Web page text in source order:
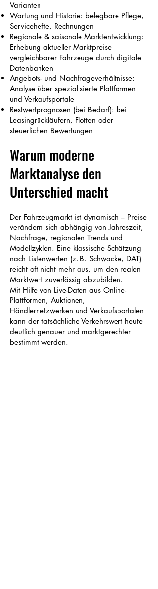
Varianten
Wartung und Historie: belegbare Pflege,
Servicehefte, Rechnungen
Regionale & saisonale Marktentwicklung:
Erhebung aktueller Marktpreise
vergleichbarer Fahrzeuge durch digitale
Datenbanken
Angebots- und Nachfrageverhältnisse:
Analyse über spezialisierte Plattformen
und Verkaufsportale
Restwertprognosen (bei Bedarf): bei
Leasingrückläufern, Flotten oder
steuerlichen Bewertungen
Warum moderne
Marktanalyse den
Unterschied macht
Der Fahrzeugmarkt ist dynamisch – Preise
verändern sich abhängig von Jahreszeit,
Nachfrage, regionalen Trends und
Modellzyklen. Eine klassische Schätzung
nach Listenwerten (z. B. Schwacke, DAT)
reicht oft nicht mehr aus, um den realen
Marktwert zuverlässig abzubilden.
Mit Hilfe von Live-Daten aus Online-
Plattformen, Auktionen,
Händlernetzwerken und Verkaufsportalen
kann der tatsächliche Verkehrswert heute
deutlich genauer und marktgerechter
bestimmt werden.